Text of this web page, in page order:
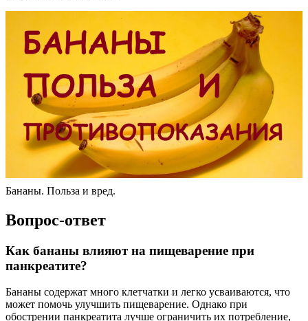
Бананы. Польза и вред.
Вопрос-ответ
Как бананы влияют на пищеварение при
панкреатите?
Бананы содержат много клетчатки и легко усваиваются, что
может помочь улучшить пищеварение. Однако при
обострении панкреатита лучше ограничить их потребление,